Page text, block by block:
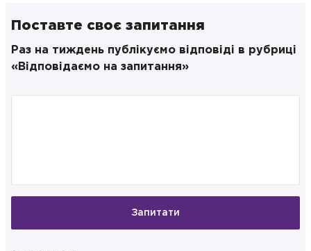
Поставте своє запитання
Раз на тиждень публікуємо відповіді в рубриці
«Відповідаємо на запитання»
Запитати